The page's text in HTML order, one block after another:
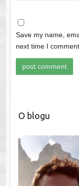
Save my name,
next time I comment.
O blogu